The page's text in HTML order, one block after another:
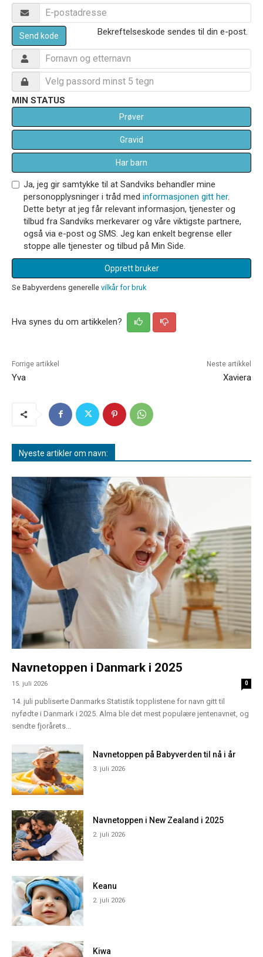
Send kode Bekreftelseskode sendes til din e-post.
MIN STATUS
Prøver
Gravid
Har barn
Ja, jeg gir samtykke til at Sandviks behandler mine
personopplysninger i tråd med informasjonen gitt her.
Dette betyr at jeg får relevant informasjon, tjenester og
tilbud fra Sandviks merkevarer og våre viktigste partnere,
også via e-post og SMS. Jeg kan enkelt begrense eller
stoppe alle tjenester og tilbud på Min Side.
Opprett bruker
Se Babyverdens generelle vilkår for bruk
Hva synes du om artikkelen?
Forrige artikkel
Yva
Neste artikkel
Xaviera
Nyeste artikler om navn:
Navnetoppen i Danmark i 2025
15. juli 2026 0
14. juli publiserte Danmarks Statistik topplistene for navn gitt til
nyfødte i Danmark i 2025. Alma ble det mest populære jentenavnet, og
sendte fjorårets...
Navnetoppen på Babyverden til nå i år
3. juli 2026
Navnetoppen i New Zealand i 2025
2. juli 2026
Keanu
2. juli 2026
Kiwa